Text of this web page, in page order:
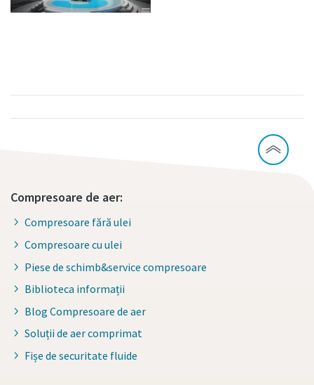
Compresoare de aer:
Compresoare fără ulei
Compresoare cu ulei
Piese de schimb&service compresoare
Biblioteca informații
Blog Compresoare de aer
Soluții de aer comprimat
Fișe de securitate fluide